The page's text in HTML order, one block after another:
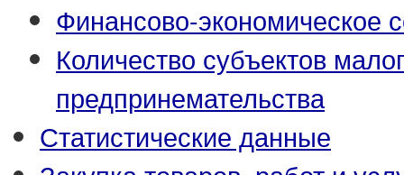
Финансово-экономическое
Количество субъектов
предпринемательства
Статистические данные